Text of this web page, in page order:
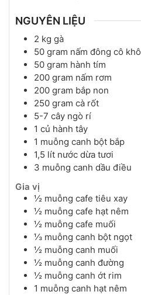
NGUYÊN LIỆU
2 kg gà
50 gram nấm đông cô khô
50 gram hành tím
200 gram nấm rơm
200 gram bắp non
250 gram cà rốt
5-7 cây ngò rí
1 củ hành tây
1 muỗng canh bột bắp
1,5 lít nước dừa tươi
3 muỗng canh dầu điều
Gia vị
½ muỗng cafe tiêu xay
½ muỗng cafe hạt nêm
½ muỗng cafe muối
⅓ muỗng canh bột ngọt
½ muỗng canh muối
½ muỗng canh đường
½ muỗng canh ớt rim
1 muỗng canh hạt nêm